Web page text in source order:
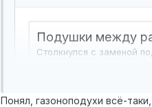
Понял, газоноподухи всё-таки,